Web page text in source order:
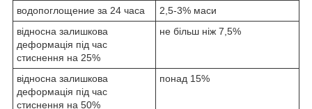
водопоглощение за 24 часа
2,5-3% маси
відносна залишкова
деформація під час
стиснення на 25%
не більш ніж 7,5%
відносна залишкова
деформація під час
стиснення на 50%
понад 15%